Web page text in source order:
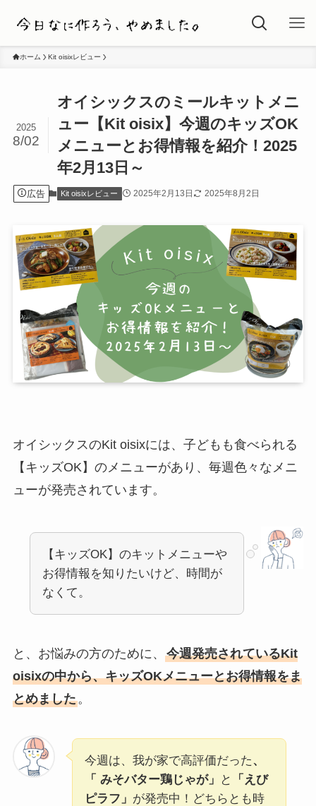
ホーム Kit oisixレビュー
オイシックスのミールキットメニ
ュー【Kit oisix】今週のキッズOK
メニューとお得情報を紹介！2025
年2月13日～
2025
8/02
広告 Kit oisixレビュー 2025年2月13日 2025年8月2日
オイシックスのKit oisixには、子どもも食べられる
【キッズOK】のメニューがあり、毎週色々なメニ
ューが発売されています。
【キッズOK】のキットメニューや
お得情報を知りたいけど、時間が
なくて。
と、お悩みの方のために、 今週発売されているKit
oisixの中から、キッズOKメニューとお得情報をま
とめました。
今週は、我が家で高評価だった、
「 みそバター鶏じゃが」 と
「えび
ピラフ」 が発売中！どちらとも時